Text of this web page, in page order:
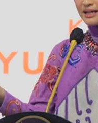
DPRD Kotawaringin
DPRD Lamandau
DPRD Murung Raya
DPRD Palangka Raya
DPRD Pulang Pisau
DPRD Seruyan